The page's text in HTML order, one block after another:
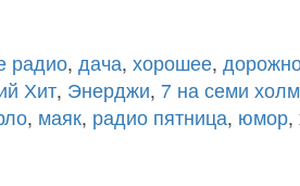
радио, дача, хорошее,
Хит, Энерджи, 7 на семи
, маяк, радио пятница, юмор,